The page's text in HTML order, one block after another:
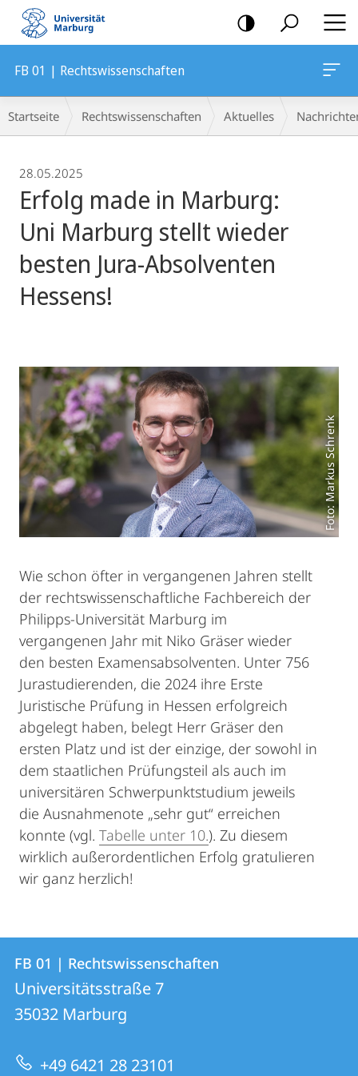
Mobile-
Navigation
FB 01 | Rechtswissenschaften
Breadcrumb-
Navigation
Startseite Rechtswissenschaften Aktuelles
28.05.2025
Erfolg made in Marburg:
Uni Marburg stellt wieder
besten Jura-Absolventen
Hessens!
Foto: Markus Schrenk
Wie schon öfter in vergangenen Jahren stellt
der rechtswissenschaftliche Fachbereich der
Philipps-Universität Marburg im
vergangenen Jahr mit Niko Gräser wieder
den besten Examensabsolventen. Unter 756
Jurastudierenden, die 2024 ihre Erste
Juristische Prüfung in Hessen erfolgreich
abgelegt haben, belegt Herr Gräser den
ersten Platz und ist der einzige, der sowohl in
dem staatlichen Prüfungsteil als auch im
universitären Schwerpunktstudium jeweils
die Ausnahmenote „sehr gut“ erreichen
konnte (vgl. Tabelle unter 10.). Zu diesem
wirklich außerordentlichen Erfolg gratulieren
wir ganz herzlich!
Kontakt
und
Informationen
zur
Kontaktinformationen
FB
01
Rechtswissenschaften
FB 01 | Rechtswissenschaften
Universitätsstraße 7
35032 Marburg
+49 6421 28 23101